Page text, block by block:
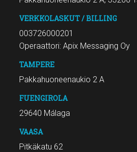
VERKKOLASKUT / BILLING
003726000201
Operaattori: Apix Messaging Oy
TAMPERE
Pakkahuoneenaukio 2 A
FUENGIROLA
29640 Málaga
VAASA
Pitkäkatu 62